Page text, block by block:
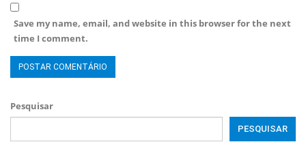
Save my name, email, and website in this browser for the next
time I comment.
Pesquisar
PESQUISAR